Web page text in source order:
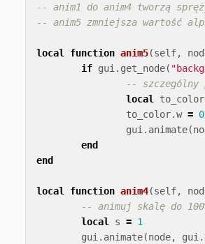
-- anim1 do anim4 tworzą
-- anim5 zmniejsza wartość
local function anim5(self,
if gui . get_node(
-- szczególny
local
to_color
to_color.w = 0
gui . animate(
end
end
local function anim4(self,
-- animuj skalę do
local
s = 1
gui . animate(node, gui .